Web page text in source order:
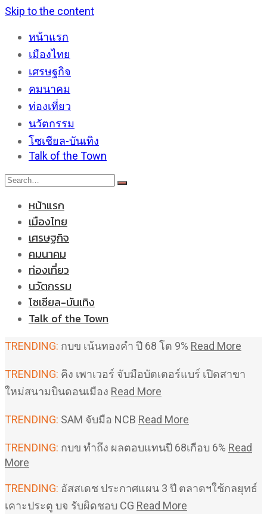
Skip to the content
หน้าแรก
เมืองไทย
เศรษฐกิจ
คมนาคม
ท่องเที่ยว
นวัตกรรม
โซเชียล-บันเทิง
Talk of the Town
หน้าแรก
เมืองไทย
เศรษฐกิจ
คมนาคม
ท่องเที่ยว
นวัตกรรม
โซเชียล-บันเทิง
Talk of the Town
TRENDING: กบข เน้นทองคำ ปี 68 โต 9% Read More
TRENDING: คิง เพาเวอร์ จับมือบัตเตอร์แบร์ เปิดสาขา
ใหม่สนามบินดอนเมือง Read More
TRENDING: SAM จับมือ NCB Read More
TRENDING: กบข ทำถึง ผลตอบแทนปี 68เกือบ 6% Read
More
TRENDING: อัสสเดช ประกาศแผน 3 ปี ตลาดฯใช้กลยุทธ์
เคาะประตู บจ รับผิดชอบ CG Read More